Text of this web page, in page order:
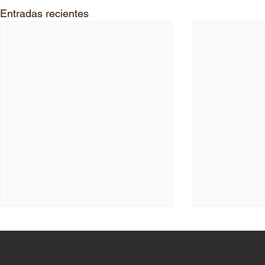
Entradas recientes